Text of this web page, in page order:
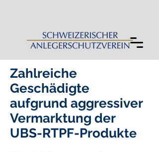
Zahlreiche
Geschädigte
aufgrund aggressiver
Vermarktung der
UBS-RTPF-Produkte